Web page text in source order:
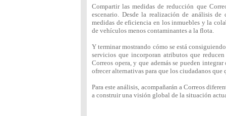
Compartir las medidas de reducción que
escenario. Desde la realización de análisis
medidas de eficiencia en los inmuebles y la
de vehículos menos contaminantes a la flota.
Y terminar mostrando cómo se está
servicios que incorporan atributos que
Correos opera, y que además se pueden
ofrecer alternativas para que los ciudadanos
Para este análisis, acompañarán a Correos
a construir una visión global de la situación